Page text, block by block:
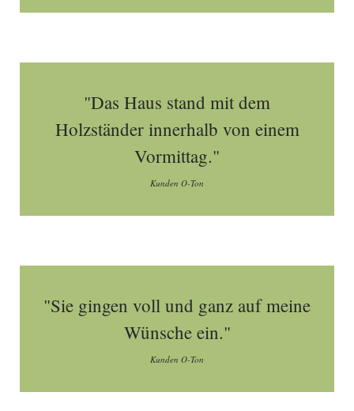
"Das Haus stand mit dem
Holzständer innerhalb von einem
Vormittag."
Kunden O-Ton
"Sie gingen voll und ganz auf meine
Wünsche ein."
Kunden O-Ton